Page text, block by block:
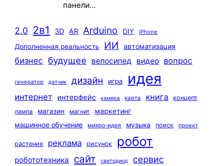
панели…
2.0 2в1 3D AR Arduino DIY iPhone
Дополненная реальность ИИ автоматизация
бизнес будущее велосипед видео вопрос
генератор датчик дизайн игра идея
интернет интерфейс камера карта книга
концепт
лампа
магазин магнит
маркетинг
машинное обучение
микро-идея музыка поиск проект
растение реклама рисунок робот
робототехника сайт светодиод сервис